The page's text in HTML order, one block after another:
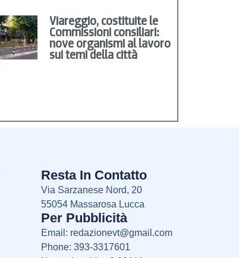
Viareggio, costituite le
Commissioni consiliari:
nove organismi al lavoro
sui temi della città
Resta In Contatto
Via Sarzanese Nord, 20
55054 Massarosa Lucca
Per Pubblicità
Email: redazionevt@gmail.com
Phone: 393-3317601